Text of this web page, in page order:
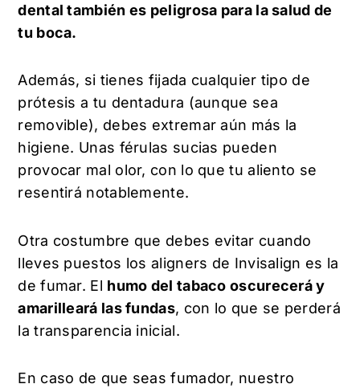
dental también es peligrosa para la salud de
tu boca.
Además, si tienes fijada cualquier tipo de
prótesis a tu dentadura (aunque sea
removible), debes extremar aún más la
higiene. Unas férulas sucias pueden
provocar mal olor, con lo que tu aliento se
resentirá notablemente.
Otra costumbre que debes evitar cuando
lleves puestos los aligners de Invisalign es la
de fumar. El humo del tabaco oscurecerá y
amarilleará las fundas, con lo que se perderá
la transparencia inicial.
En caso de que seas fumador, nuestro